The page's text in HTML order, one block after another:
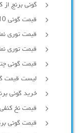
گونی برنج از
قیمت گونی 10 کیلویی
قیمت توری
قیمت توری نما
قیمت گونی چتایی درجه
لیست قیمت
خرید گونی
قیمت نخ کنفی
قیمت گونی